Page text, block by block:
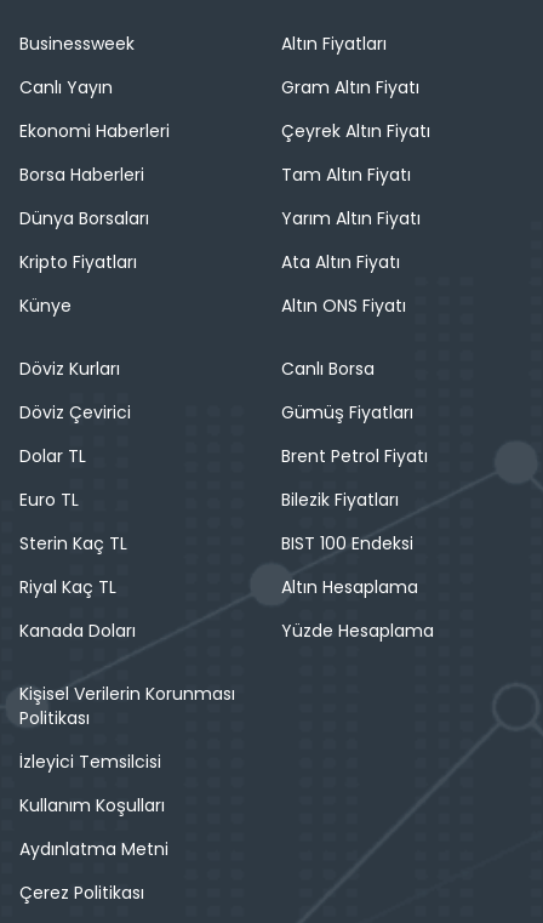
Businessweek
Canlı Yayın
Ekonomi Haberleri
Borsa Haberleri
Dünya Borsaları
Kripto Fiyatları
Künye
Altın Fiyatları
Gram Altın Fiyatı
Çeyrek Altın Fiyatı
Tam Altın Fiyatı
Yarım Altın Fiyatı
Ata Altın Fiyatı
Altın ONS Fiyatı
Döviz Kurları
Döviz Çevirici
Dolar TL
Euro TL
Sterin Kaç TL
Riyal Kaç TL
Kanada Doları
Canlı Borsa
Gümüş Fiyatları
Brent Petrol Fiyatı
Bilezik Fiyatları
BIST 100 Endeksi
Altın Hesaplama
Yüzde Hesaplama
Kişisel Verilerin Korunması
Politikası
İzleyici Temsilcisi
Kullanım Koşulları
Aydınlatma Metni
Çerez Politikası